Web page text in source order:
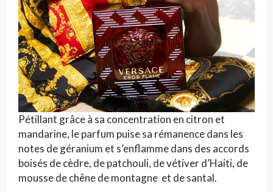
Pétillant grâce à sa concentration en citron et
mandarine, le parfum puise sa rémanence dans les
notes de géranium et s’enflamme dans des accords
boisés de cèdre, de patchouli, de vétiver d’Haiti, de
mousse de chêne de montagne et de santal.